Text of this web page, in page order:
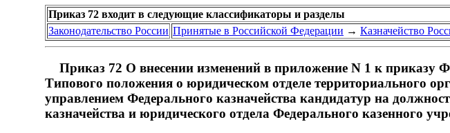
Приказ 72 входит в следующие классификаторы и разделы
Законодательство России Принятые в Российской Федерации → Казначейство
Приказ 72 О внесении изменений в приложение N 1 к приказу
Типового положения о юридическом отделе территориального
управлением Федерального казначейства кандидатур на
казначейства и юридического отдела Федерального казенного